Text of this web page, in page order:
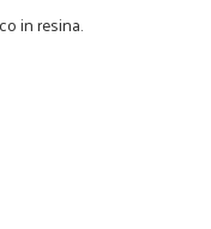
in resina.